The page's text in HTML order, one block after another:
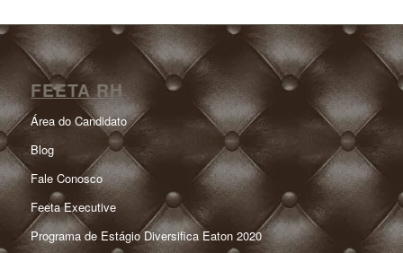
FEETA RH
Área do Candidato
Blog
Fale Conosco
Feeta Executive
Programa de Estágio Diversifica Eaton 2020